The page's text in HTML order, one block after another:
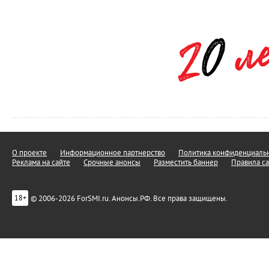
О проекте Информационное партнерство
Политика
Реклама на сайте
Срочные анонсы Разместить баннер Правила
18+ © 2006-2026 ForSMI.ru. Анонсы.РФ. Все права защищены.